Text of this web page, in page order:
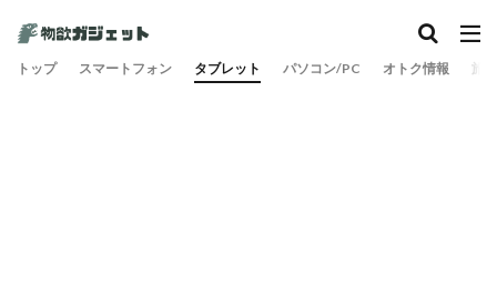
トップ スマートフォン タブレット パソコン/PC オトク情報 旅